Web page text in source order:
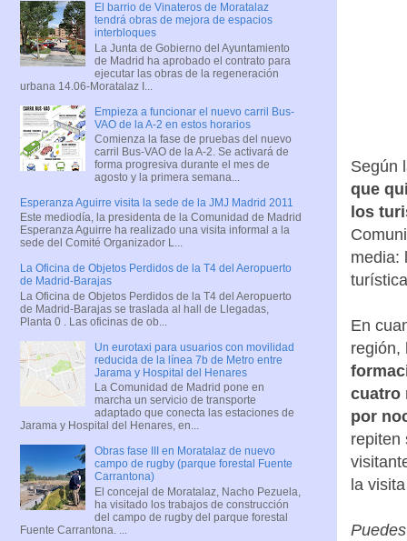
Según
que
los
media:
En
región,
cuatro
por
repiten
la
El barrio de Vinateros de Moratalaz
tendrá obras de mejora de espacios
interbloques
La Junta de Gobierno del Ayuntamiento
de Madrid ha aprobado el contrato para
ejecutar las obras de la regeneración
urbana 14.06-Moratalaz I...
Empieza a funcionar el nuevo carril Bus-
VAO de la A-2 en estos horarios
Comienza la fase de pruebas del nuevo
carril Bus-VAO de la A-2. Se activará de
forma progresiva durante el mes de
agosto y la primera semana...
Esperanza Aguirre visita la sede de la JMJ Madrid 2011
Este mediodía, la presidenta de la Comunidad de Madrid
Esperanza Aguirre ha realizado una visita informal a la
sede del Comité Organizador L...
La Oficina de Objetos Perdidos de la T4 del Aeropuerto
de Madrid-Barajas
La Oficina de Objetos Perdidos de la T4 del Aeropuerto
de Madrid-Barajas se traslada al hall de Llegadas,
Planta 0 . Las oficinas de ob...
Un eurotaxi para usuarios con movilidad
reducida de la línea 7b de Metro entre
Jarama y Hospital del Henares
La Comunidad de Madrid pone en
marcha un servicio de transporte
adaptado que conecta las estaciones de
Jarama y Hospital del Henares, en...
Obras fase III en Moratalaz de nuevo
campo de rugby (parque forestal Fuente
Carrantona)
El concejal de Moratalaz, Nacho Pezuela,
ha visitado los trabajos de construcción
del campo de rugby del parque forestal
Fuente Carrantona. ...